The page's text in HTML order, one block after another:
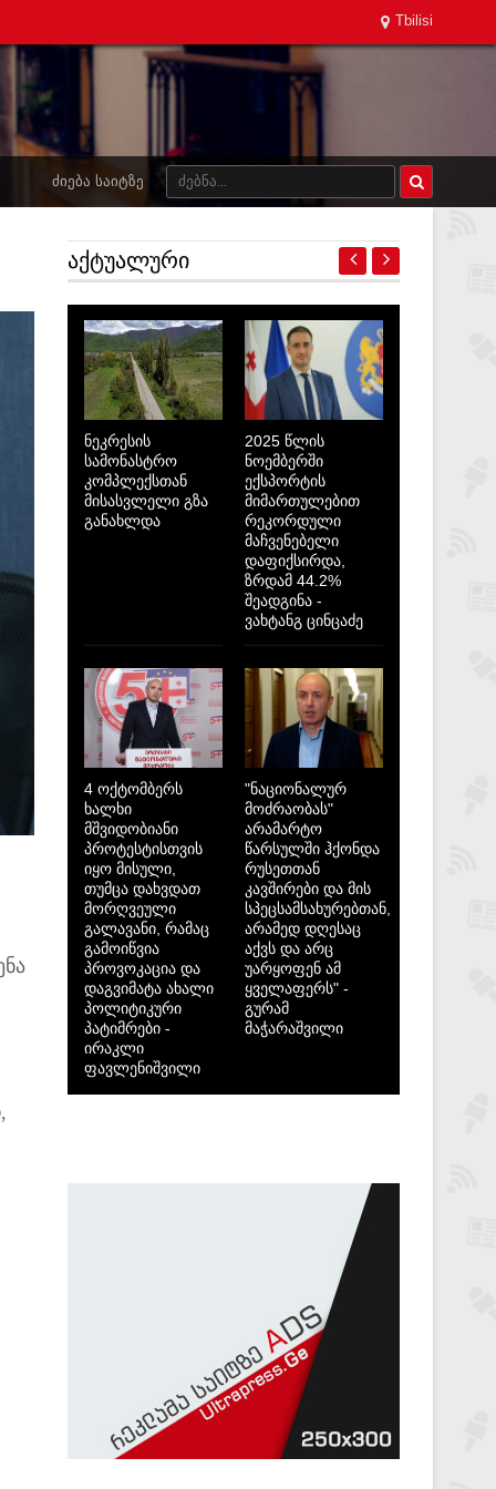
Tbilisi
ᲫᲘᲔᲑᲐ ᲡᲐᲘᲢᲖᲔ
ᲐᲥᲢᲣᲐᲚᲣᲠᲘ
ნეკრესის
სამონასტრო
კომპლექსთან
მისასვლელი გზა
განახლდა
2025 წლის
ნოემბერში
ექსპორტის
მიმართულებით
რეკორდული
მაჩვენებელი
დაფიქსირდა,
ზრდამ 44.2%
შეადგინა -
ვახტანგ ცინცაძე
4 ოქტომბერს
ხალხი
მშვიდობიანი
პროტესტისთვის
იყო მისული,
თუმცა დახვდათ
მორღვეული
გალავანი, რამაც
გამოიწვია
პროვოკაცია და
დაგვიმატა ახალი
პოლიტიკური
პატიმრები -
ირაკლი
ფავლენიშვილი
"ნაციონალურ
მოძრაობას"
არამარტო
წარსულში ჰქონდა
რუსეთთან
კავშირები და მის
სპეცსამსახურებთან,
არამედ დღესაც
აქვს და არც
უარყოფენ ამ
ყველაფერს" -
გურამ
მაჭარაშვილი